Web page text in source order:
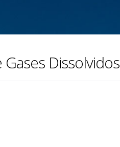
Dissolvidos